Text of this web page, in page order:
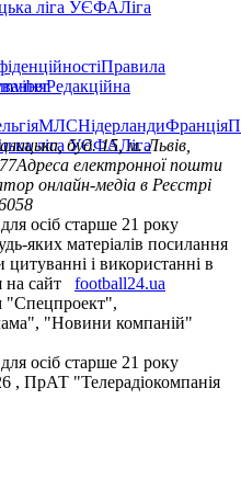
ліга УЄФАЛіга
Правила
Редакційна
viber
МЛСНідерландиФранція
ліга УЄФАЛіга
буд. 15, м. Львів,
Адреса електронної пошти
онлайн-медіа в Реєстрі
осіб старше 21 року
яких матеріалів посилання
і використанні в
на сайт
football24.ua
"Спецпроект",
"Новини компаній"
осіб старше 21 року
, ПрАТ "Телерадіокомпанія